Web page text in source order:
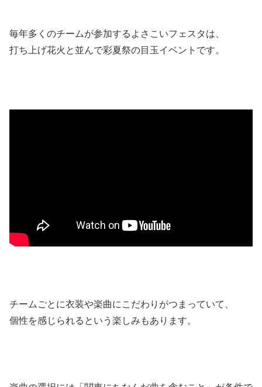
毎年多くのチームが参加するよさこいフェスタは、
打ち上げ花火と並んで彩夏祭の目玉イベントです。
チームごとに衣装や楽曲にこだわりがつまっていて、
個性を感じられるという楽しみもあります。